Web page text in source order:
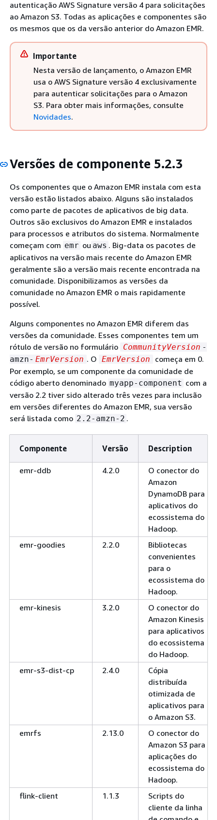
autenticação AWS Signature versão 4 para solicitações
ao Amazon S3. Todas as aplicações e componentes são
os mesmos que os da versão anterior do Amazon EMR.
Importante
Nesta versão de lançamento, o Amazon EMR
usa o AWS Signature versão 4 exclusivamente
para autenticar solicitações para o Amazon
S3. Para obter mais informações, consulte
Novidades.
Versões de componente 5.2.3
Os componentes que o Amazon EMR instala com esta
versão estão listados abaixo. Alguns são instalados
como parte de pacotes de aplicativos de big data.
Outros são exclusivos do Amazon EMR e instalados
para processos e atributos do sistema. Normalmente
começam com emr ou aws . Big-data os pacotes de
aplicativos na versão mais recente do Amazon EMR
geralmente são a versão mais recente encontrada na
comunidade. Disponibilizamos as versões da
comunidade no Amazon EMR o mais rapidamente
possível.
Alguns componentes no Amazon EMR diferem das
versões da comunidade. Esses componentes tem um
rótulo de versão no formulário CommunityVersion -
amzn- EmrVersion . O EmrVersion
começa em 0.
Por exemplo, se um componente da comunidade de
código aberto denominado myapp-component com a
versão 2.2 tiver sido alterado três vezes para inclusão
em versões diferentes do Amazon EMR, sua versão
será listada como 2.2-amzn-2 .
Componente Versão Description
emr-ddb 4.2.0
O conector do
Amazon
DynamoDB para
aplicativos do
ecossistema do
Hadoop.
emr-goodies
2.2.0
Bibliotecas
convenientes
para o
ecossistema do
Hadoop.
emr-kinesis
3.2.0
O conector do
Amazon Kinesis
para aplicativos
do ecossistema
do Hadoop.
emr-s3-dist-cp
2.4.0
Cópia
distribuída
otimizada de
aplicativos para
o Amazon S3.
emrfs
2.13.0
O conector do
Amazon S3 para
aplicações do
ecossistema do
Hadoop.
flink-client
1.1.3
Scripts do
cliente da linha